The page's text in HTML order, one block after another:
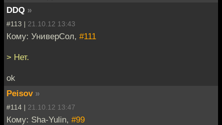
DDQ »
#113 | 21.10.12 13:43
Кому: УниверСол, #111
> Нет.
ok
Peisov »
#114 | 21.10.12 13:47
Кому: Sha-Yulin, #99